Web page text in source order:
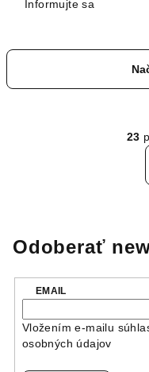
Informujte sa
23
Odoberať
EMAIL
Vložením e-mailu
osobných údajov